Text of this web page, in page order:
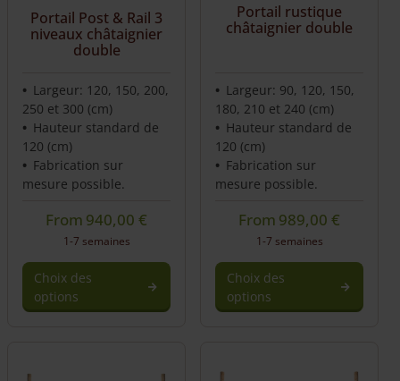
Portail Post & Rail 3
niveaux châtaignier
double
Largeur: 120, 150, 200,
250 et 300 (cm)
Hauteur standard de
120 (cm)
Fabrication sur
mesure possible.
From 940,00€
1-7 semaines
Choix des
options
Portail rustique
châtaignier double
Largeur: 90, 120, 150,
180, 210 et 240 (cm)
Hauteur standard de
120 (cm)
Fabrication sur
mesure possible.
From 989,00€
1-7 semaines
Choix des
options